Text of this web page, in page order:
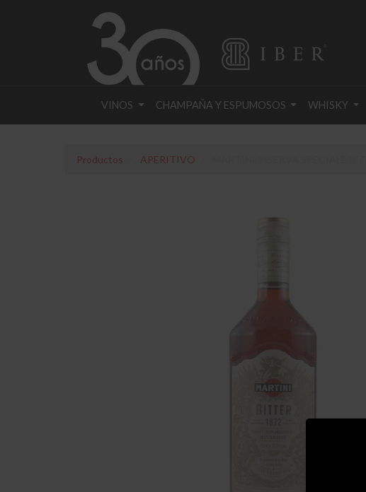
VINOS CHAMPAÑA Y ESPUMOSOS WHISKY
Productos APERITIVO